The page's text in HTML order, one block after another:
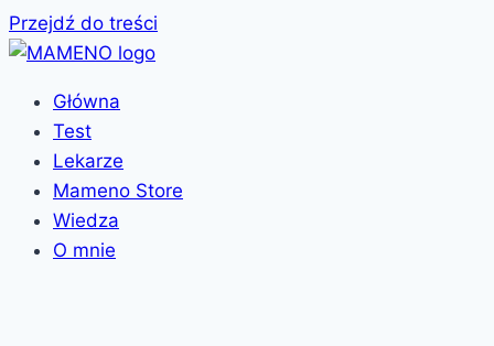
Przejdź do treści
Główna
Test
Lekarze
Mameno Store
Wiedza
O mnie